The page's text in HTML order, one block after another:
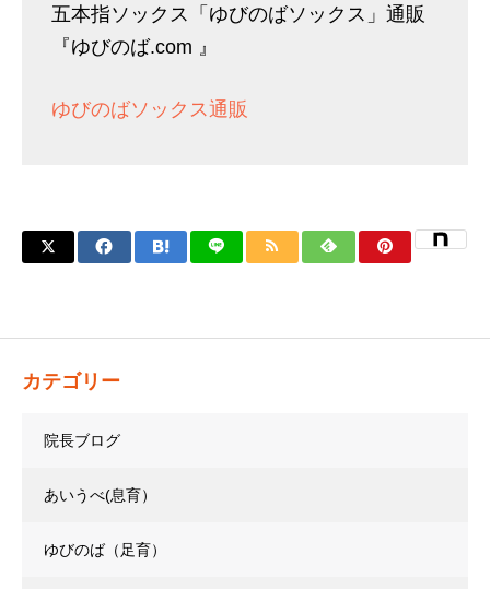
五本指ソックス「ゆびのばソックス」通販
『ゆびのば.com 』
ゆびのばソックス通販
カテゴリー
院長ブログ
あいうべ(息育）
ゆびのば（足育）